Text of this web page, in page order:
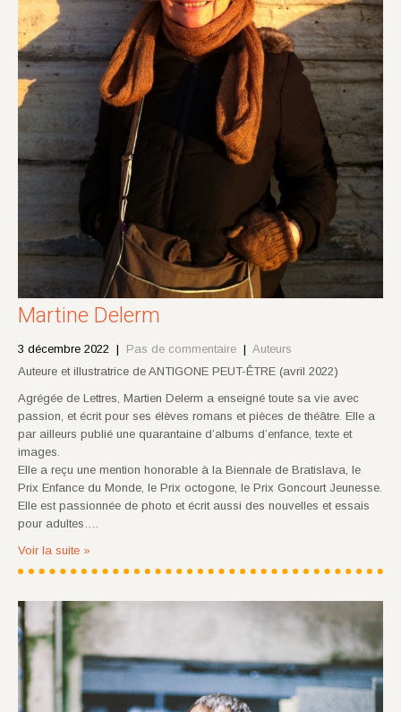
Martine Delerm
3 décembre 2022 | Pas de commentaire | Auteurs
Auteure et illustratrice de ANTIGONE PEUT-ÊTRE (avril 2022)
Agrégée de Lettres, Martien Delerm a enseigné toute sa vie avec
passion, et écrit pour ses élèves romans et pièces de théâtre. Elle a
par ailleurs publié une quarantaine d’albums d’enfance, texte et
images.
Elle a reçu une mention honorable à la Biennale de Bratislava, le
Prix Enfance du Monde, le Prix octogone, le Prix Goncourt Jeunesse.
Elle est passionnée de photo et écrit aussi des nouvelles et essais
pour adultes….
Voir la suite »